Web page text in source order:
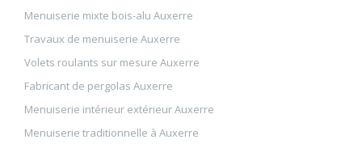
Menuiserie mixte bois-alu Auxerre
Travaux de menuiserie Auxerre
Volets roulants sur mesure Auxerre
Fabricant de pergolas Auxerre
Menuiserie intérieur extérieur Auxerre
Menuiserie traditionnelle à Auxerre